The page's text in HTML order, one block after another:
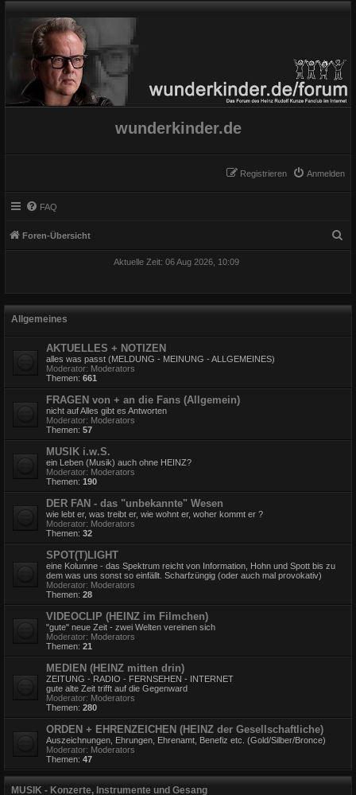
wunderkinder.de
Anmelden
Registrieren
FAQ
Foren-Übersicht
Aktuelle Zeit: 06 Aug 2026, 10:09
Allgemeines
AKTUELLES + NOTIZEN
alles was passt (MELDUNG - MEINUNG - ALLGEMEINES)
Moderator: Moderators
Themen: 661
FRAGEN von + an die Fans (Allgemein)
nicht auf Alles gibt es Antworten
Moderator: Moderators
Themen: 57
MUSIK i.w.S.
ein Leben (Musik) auch ohne HEINZ?
Moderator: Moderators
Themen: 190
DER FAN - das "unbekannte" Wesen
wie lebt er, was treibt er, wie wohnt er, woher kommt er ?
Moderator: Moderators
Themen: 32
SPOT(T)LIGHT
eine Kolumne - das Spektrum reicht von Information, Hohn und Spott bis zu
dem was uns sonst so einfällt. Scharfzüngig (oder auch mal provokativ)
Moderator: Moderators
Themen: 28
VIDEOCLIP (HEINZ im Filmchen)
"gute" neue Zeit - zwei Welten vereinen sich
Moderator: Moderators
Themen: 21
MEDIEN (HEINZ mitten drin)
ZEITUNG - RADIO - FERNSEHEN - INTERNET
gute alte Zeit trifft auf die Gegenward
Moderator: Moderators
Themen: 280
ORDEN + EHRENZEICHEN (HEINZ der Gesellschaftliche)
Auszeichnungen, Ehrungen, Ehrenamt, Benefiz etc. (Gold/Silber/Bronce)
Moderator: Moderators
Themen: 47
MUSIK - Konzerte, Instrumente und Gesang